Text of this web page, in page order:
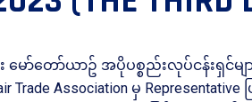
မော်တော်ယာဥ် အပိုပစ္စည်းလုပ်ငန်းရှင်မ
Association မှ Representative